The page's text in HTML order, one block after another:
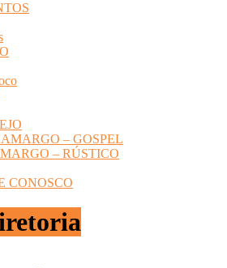
– GOSPEL
– RÚSTICO
CONOSCO